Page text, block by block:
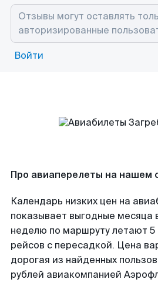
Войти
Про авиаперелеты на нашем
Календарь низких цен на
показывает выгодные месяца
неделю по маршруту летают 5
рейсов с пересадкой. Цена
дорогая из найденных
рублей авиакомпанией